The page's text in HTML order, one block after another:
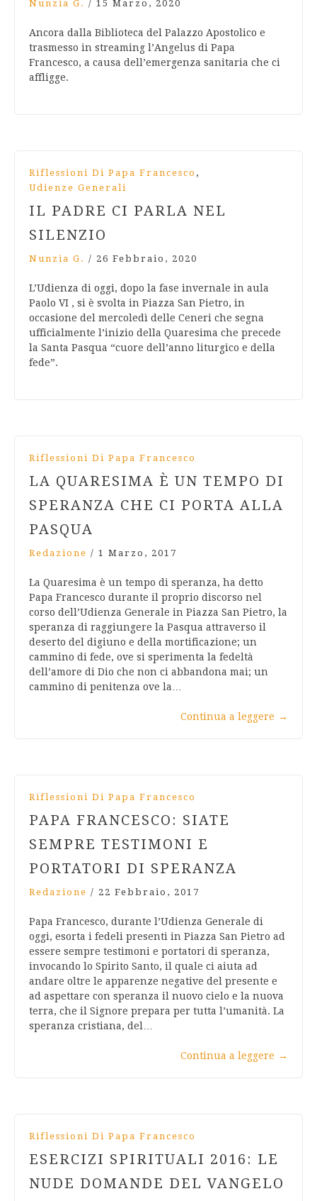
Nunzia G. / 15 Marzo, 2020
Ancora dalla Biblioteca del Palazzo Apostolico e
trasmesso in streaming l’Angelus di Papa
Francesco, a causa dell’emergenza sanitaria che ci
affligge.
Riflessioni Di Papa Francesco ,
Udienze Generali
IL PADRE CI PARLA NEL
SILENZIO
Nunzia G. / 26 Febbraio, 2020
L’Udienza di oggi, dopo la fase invernale in aula
Paolo VI , si è svolta in Piazza San Pietro, in
occasione del mercoledì delle Ceneri che segna
ufficialmente l’inizio della Quaresima che precede
la Santa Pasqua “cuore dell’anno liturgico e della
fede”.
Riflessioni Di Papa Francesco
LA QUARESIMA È UN TEMPO DI
SPERANZA CHE CI PORTA ALLA
PASQUA
Redazione / 1 Marzo, 2017
La Quaresima è un tempo di speranza, ha detto
Papa Francesco durante il proprio discorso nel
corso dell’Udienza Generale in Piazza San Pietro, la
speranza di raggiungere la Pasqua attraverso il
‎deserto ‎del digiuno e della mortificazione; un
cammino di fede, ‎ove si sperimenta la ‎fedeltà
dell’amore di Dio che non ci ‎abbandona mai; un
cammino di penitenza ove ‎la…
Continua a leggere →
Riflessioni Di Papa Francesco
PAPA FRANCESCO: SIATE
SEMPRE TESTIMONI E
PORTATORI DI SPERANZA
Redazione / 22 Febbraio, 2017
Papa Francesco, durante l’Udienza Generale di
oggi, esorta i fedeli presenti in Piazza San Pietro ad
essere sempre testimoni e portatori di speranza,
invocando lo Spirito Santo, il quale ci aiuta ad
andare oltre le apparenze negative del presente e
ad aspettare con speranza il nuovo cielo e la nuova
terra, che il Signore prepara per tutta l’umanità. La
speranza cristiana, del…
Continua a leggere →
Riflessioni Di Papa Francesco
ESERCIZI SPIRITUALI 2016: LE
NUDE DOMANDE DEL VANGELO